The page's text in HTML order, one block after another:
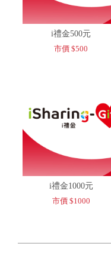
i禮金500元
市價 $500
i禮金1000元
市價 $1000